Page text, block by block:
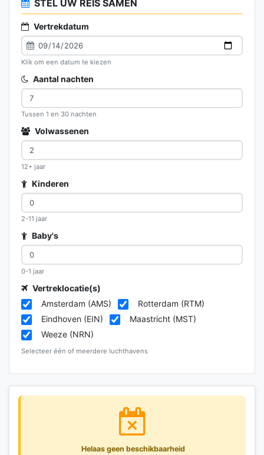
STEL UW REIS SAMEN
Vertrekdatum
Klik om een datum te kiezen
Aantal nachten
Tussen 1 en 30 nachten
Volwassenen
12+ jaar
Kinderen
2-11 jaar
Baby's
0-1 jaar
Vertreklocatie(s)
Amsterdam (AMS)
Rotterdam (RTM)
Eindhoven (EIN)
Maastricht (MST)
Weeze (NRN)
Selecteer één of meerdere luchthavens
Helaas geen beschikbaarheid